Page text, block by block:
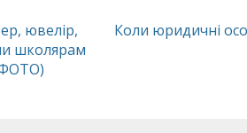
ювелір,
школярам
Коли юридичні